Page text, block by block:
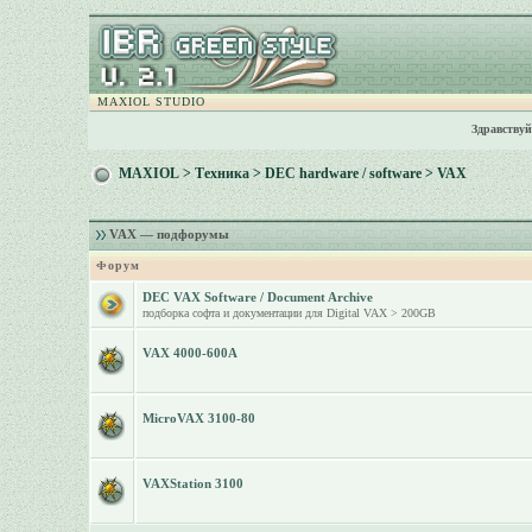
MAXIOL STUDIO
MAXIOL>Техника>DEC hardware / software>VAX
VAX — подфорумы
Форум
DEC VAX Software / Document Archive
подборка софта и документации для Digital VAX > 200GB
VAX 4000-600A
MicroVAX 3100-80
VAXStation 3100